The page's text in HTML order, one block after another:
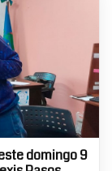
domingo 9